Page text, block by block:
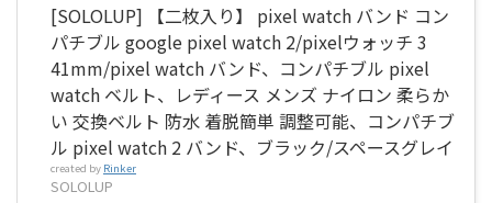
[SOLOLUP] 【二枚入り】 pixel watch バンド コン
パチブル google pixel watch 2/pixelウォッチ 3
41mm/pixel watch バンド、コンパチブル pixel
watch ベルト、レディース メンズ ナイロン 柔らか
い 交換ベルト 防水 着脱簡単 調整可能、コンパチブ
ル pixel watch 2 バンド、ブラック/スペースグレイ
created by Rinker
SOLOLUP